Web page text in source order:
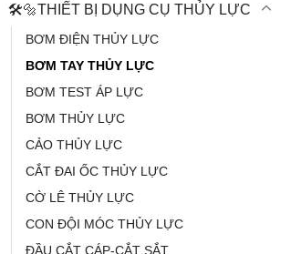
🛠️🔩THIẾT BỊ DỤNG CỤ THỦY LỰC
BƠM ĐIỆN THỦY LỰC
BƠM TAY THỦY LỰC
BƠM TEST ÁP LỰC
BƠM THỦY LỰC
CẢO THỦY LỰC
CẮT ĐAI ỐC THỦY LỰC
CỜ LÊ THỦY LỰC
CON ĐỘI MÓC THỦY LỰC
ĐẦU CẮT CÁP-CẮT SẮT